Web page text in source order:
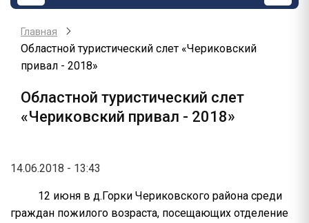
Главная
Областной туристический слет «Чериковский
привал - 2018»
Областной туристический слет
«Чериковский привал - 2018»
14.06.2018 - 13:43
12 июня в д.Горки Чериковского района среди
граждан пожилого возраста, посещающих отделение